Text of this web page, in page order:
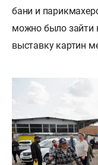
бани и
можно было зайти
выставку картин